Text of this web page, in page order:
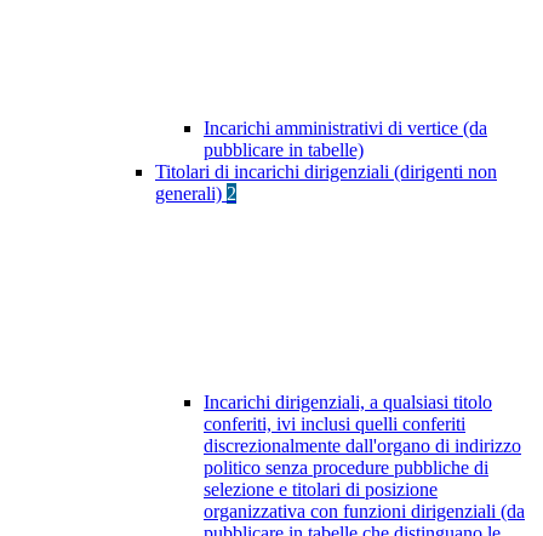
Incarichi amministrativi di vertice (da
pubblicare in tabelle)
Titolari di incarichi dirigenziali (dirigenti non
generali) 2
Incarichi dirigenziali, a qualsiasi titolo
conferiti, ivi inclusi quelli conferiti
discrezionalmente dall'organo di indirizzo
politico senza procedure pubbliche di
selezione e titolari di posizione
organizzativa con funzioni dirigenziali (da